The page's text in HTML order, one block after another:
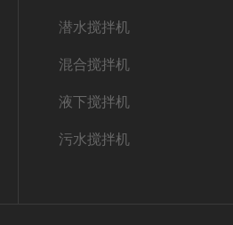
潜水搅拌机
混合搅拌机
液下搅拌机
污水搅拌机